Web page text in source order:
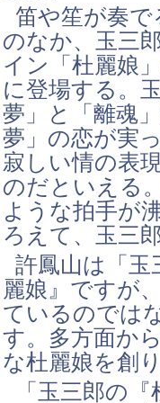
笛や笙が奏
のなか、玉三
イン「杜麗娘
に登場する。
夢」と「離魂
夢」の恋が実
寂しい情の表
のだといえる
ような拍手が
ろえて、玉三
許鳳山は「玉
麗娘』ですが
ているのでは
す。多方面か
な杜麗娘を創
「玉三郎の